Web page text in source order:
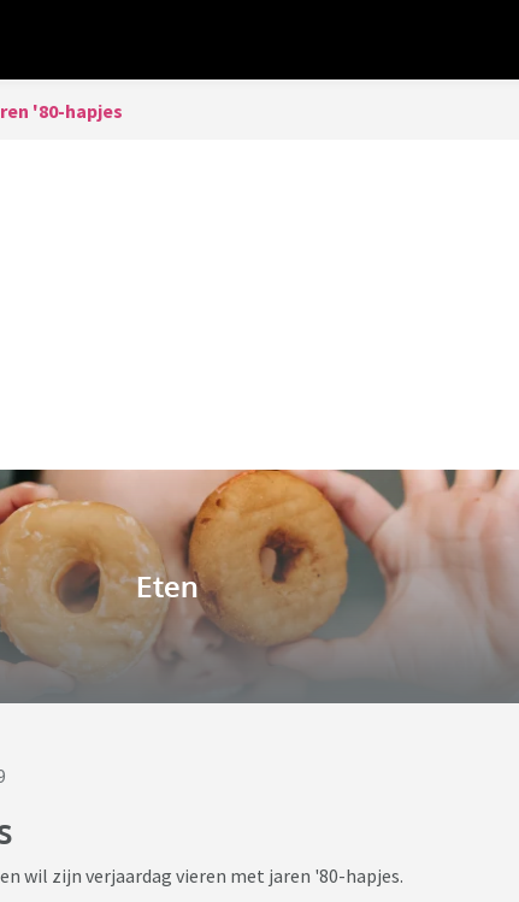
'80-hapjes
Eten
wil zijn verjaardag vieren met jaren '80-hapjes.